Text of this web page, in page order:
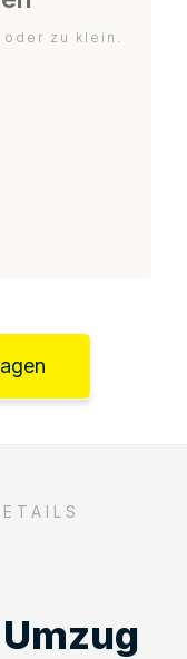
zu klein.